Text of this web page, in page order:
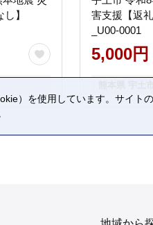
】
害支援【返礼
_U00-0001
5,000円
）を使用しています。サイト